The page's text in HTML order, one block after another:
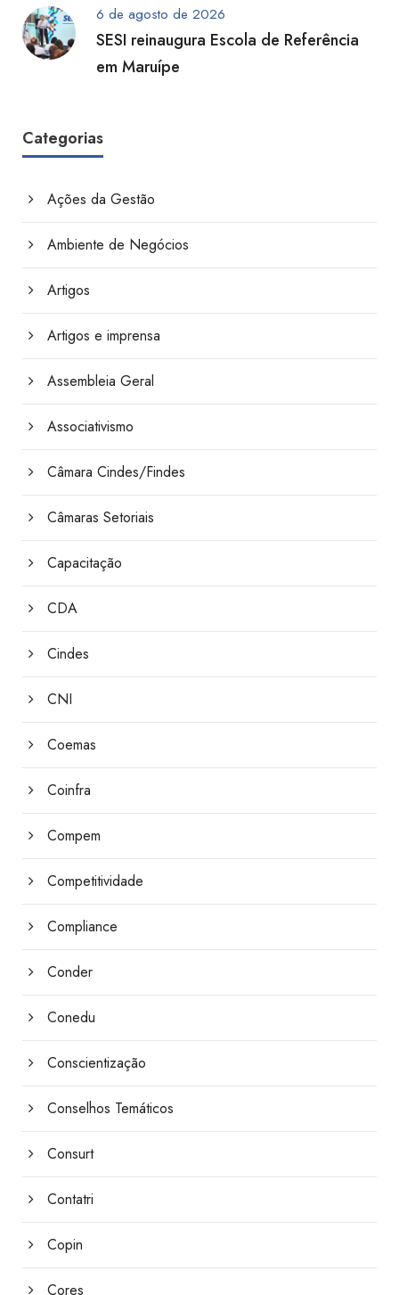
6 de agosto de 2026
SESI reinaugura Escola de Referência
em Maruípe
Categorias
Ações da Gestão
Ambiente de Negócios
Artigos
Artigos e imprensa
Assembleia Geral
Associativismo
Câmara Cindes/Findes
Câmaras Setoriais
Capacitação
CDA
Cindes
CNI
Coemas
Coinfra
Compem
Competitividade
Compliance
Conder
Conedu
Conscientização
Conselhos Temáticos
Consurt
Contatri
Copin
Cores